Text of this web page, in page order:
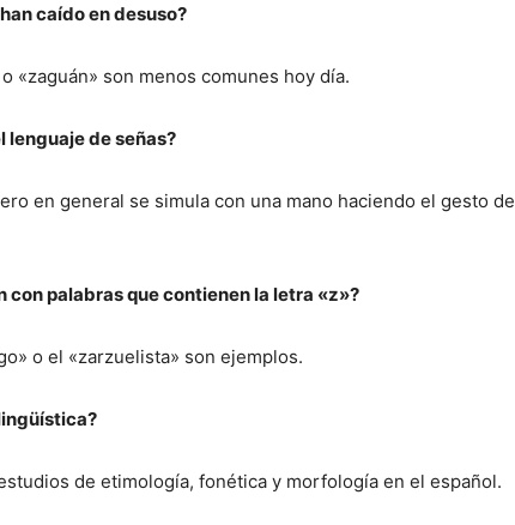
caído en desuso?
«zaguán» son menos comunes hoy día.
lenguaje de señas?
en general se simula con una mano haciendo el gesto de
con palabras que contienen la letra «z»?
o el «zarzuelista» son ejemplos.
de etimología, fonética y morfología en el español.